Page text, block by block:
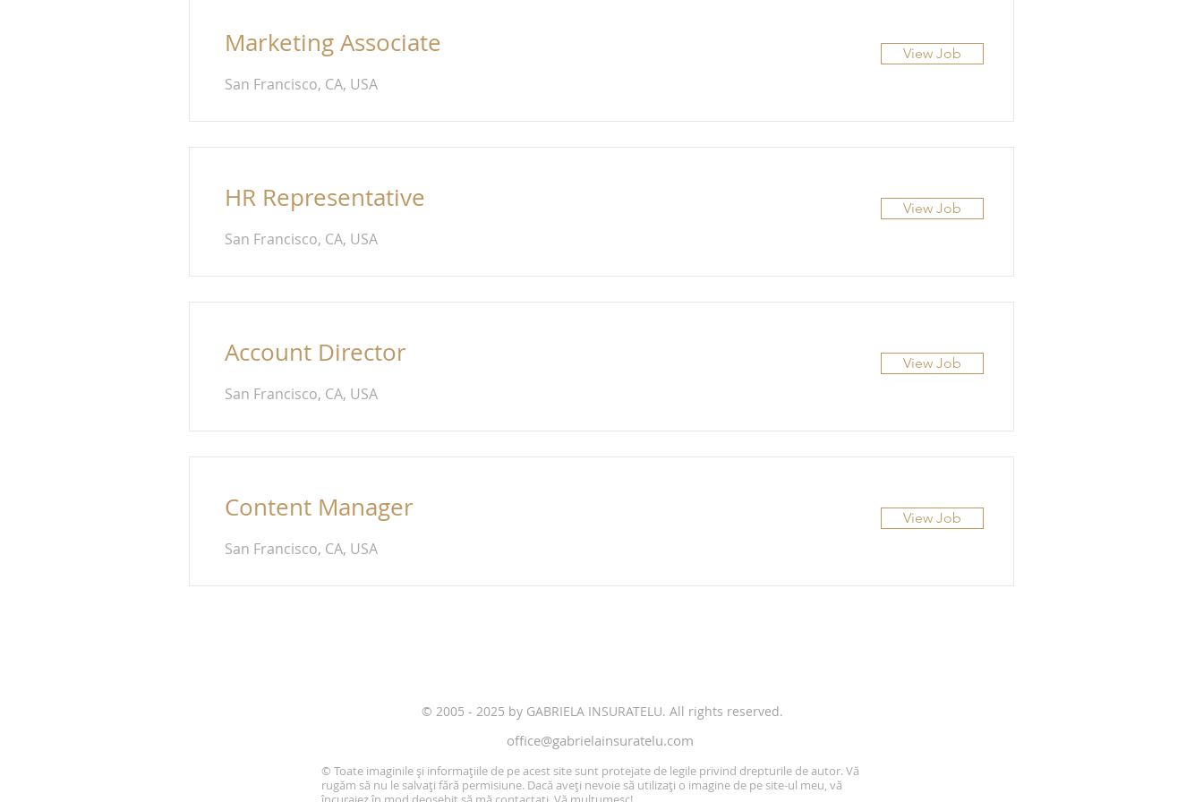
Marketing Associate
San Francisco, CA, USA
View Job
HR Representative
San Francisco, CA, USA
View Job
Account Director
San Francisco, CA, USA
View Job
Content Manager
San Francisco, CA, USA
View Job
​© 2005 - 2025 by GABRIELA INSURATELU. All rights reserved.
office@gabrielainsuratelu.com
© Toate imaginile și informațiile de pe acest site sunt protejate de legile privind drepturile de autor. Vă
rugăm să nu le salvați fără permisiune. Dacă aveți nevoie să utilizați o imagine de pe site-ul meu, vă